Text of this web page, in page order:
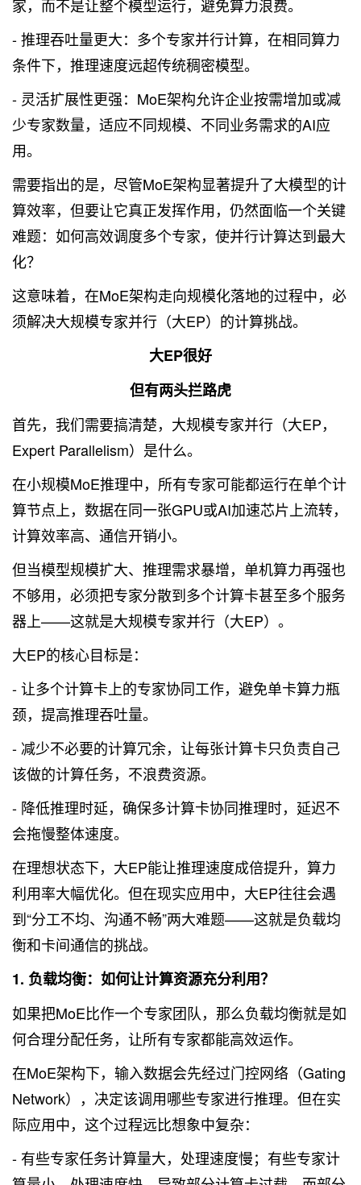
家，而不是让整个模型运行，避免算力浪费。
- 推理吞吐量更大：多个专家并行计算，在相同算力
条件下，推理速度远超传统稠密模型。
- 灵活扩展性更强：MoE架构允许企业按需增加或减
少专家数量，适应不同规模、不同业务需求的AI应
用。
需要指出的是，尽管MoE架构显著提升了大模型的计
算效率，但要让它真正发挥作用，仍然面临一个关键
难题：如何高效调度多个专家，使并行计算达到最大
化？
这意味着，在MoE架构走向规模化落地的过程中，必
须解决大规模专家并行（大EP）的计算挑战。
大EP很好
但有两头拦路虎
首先，我们需要搞清楚，大规模专家并行（大EP，
Expert Parallelism）是什么。
在小规模MoE推理中，所有专家可能都运行在单个计
算节点上，数据在同一张GPU或AI加速芯片上流转，
计算效率高、通信开销小。
但当模型规模扩大、推理需求暴增，单机算力再强也
不够用，必须把专家分散到多个计算卡甚至多个服务
器上——这就是大规模专家并行（大EP）。
大EP的核心目标是：
- 让多个计算卡上的专家协同工作，避免单卡算力瓶
颈，提高推理吞吐量。
- 减少不必要的计算冗余，让每张计算卡只负责自己
该做的计算任务，不浪费资源。
- 降低推理时延，确保多计算卡协同推理时，延迟不
会拖慢整体速度。
在理想状态下，大EP能让推理速度成倍提升，算力
利用率大幅优化。但在现实应用中，大EP往往会遇
到“分工不均、沟通不畅”两大难题——这就是负载均
衡和卡间通信的挑战。
1. 负载均衡：如何让计算资源充分利用？
如果把MoE比作一个专家团队，那么负载均衡就是如
何合理分配任务，让所有专家都能高效运作。
在MoE架构下，输入数据会先经过门控网络（Gating
Network），决定该调用哪些专家进行推理。但在实
际应用中，这个过程远比想象中复杂：
- 有些专家任务计算量大，处理速度慢；有些专家计